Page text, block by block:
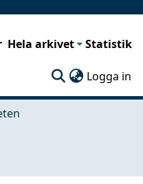
Hela arkivet Statistik
Logga in